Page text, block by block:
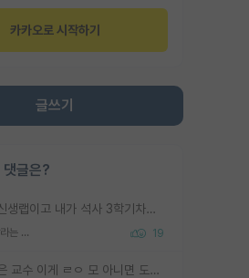
카카오로 시작하기
글쓰기
글은?
가지마라. 신생랩이고 내가 석사 3학기차인데 최고참인데 나도 아무것도 모르는데 교수가 후배들 왜 논문 교육 안시키냐. 논문 왜 안 써오냐 닦달한다
신생랩가지말라는 이유가 있었구나 19
신생랩+젊은 교수 이게 ㄹㅇ 모 아니면 도인듯.